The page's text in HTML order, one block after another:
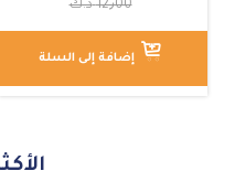
من 5
12٫00 د.ك
إضافة إلى السلة